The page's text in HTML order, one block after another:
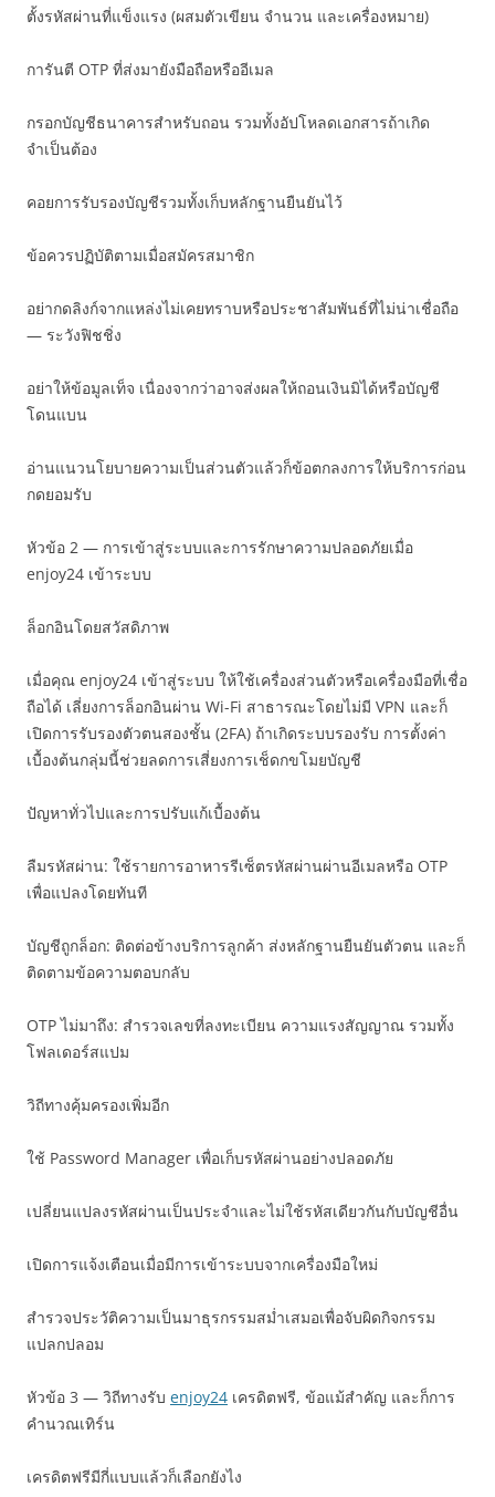
ตั้งรหัสผ่านที่แข็งแรง (ผสมตัวเขียน จำนวน และเครื่องหมาย)
การันตี OTP ที่ส่งมายังมือถือหรืออีเมล
กรอกบัญชีธนาคารสำหรับถอน รวมทั้งอัปโหลดเอกสารถ้าเกิด
จำเป็นต้อง
คอยการรับรองบัญชีรวมทั้งเก็บหลักฐานยืนยันไว้
ข้อควรปฏิบัติตามเมื่อสมัครสมาชิก
อย่ากดลิงก์จากแหล่งไม่เคยทราบหรือประชาสัมพันธ์ที่ไม่น่าเชื่อถือ
— ระวังฟิชชิ่ง
อย่าให้ข้อมูลเท็จ เนื่องจากว่าอาจส่งผลให้ถอนเงินมิได้หรือบัญชี
โดนแบน
อ่านแนวนโยบายความเป็นส่วนตัวแล้วก็ข้อตกลงการให้บริการก่อน
กดยอมรับ
หัวข้อ 2 — การเข้าสู่ระบบและการรักษาความปลอดภัยเมื่อ
enjoy24 เข้าระบบ
ล็อกอินโดยสวัสดิภาพ
เมื่อคุณ enjoy24 เข้าสู่ระบบ ให้ใช้เครื่องส่วนตัวหรือเครื่องมือที่เชื่อ
ถือได้ เลี่ยงการล็อกอินผ่าน Wi-Fi สาธารณะโดยไม่มี VPN และก็
เปิดการรับรองตัวตนสองชั้น (2FA) ถ้าเกิดระบบรองรับ การตั้งค่า
เบื้องต้นกลุ่มนี้ช่วยลดการเสี่ยงการเช็ดกขโมยบัญชี
ปัญหาทั่วไปและการปรับแก้เบื้องต้น
ลืมรหัสผ่าน: ใช้รายการอาหารรีเซ็ตรหัสผ่านผ่านอีเมลหรือ OTP
เพื่อแปลงโดยทันที
บัญชีถูกล็อก: ติดต่อข้างบริการลูกค้า ส่งหลักฐานยืนยันตัวตน และก็
ติดตามข้อความตอบกลับ
OTP ไม่มาถึง: สำรวจเลขที่ลงทะเบียน ความแรงสัญญาณ รวมทั้ง
โฟลเดอร์สแปม
วิถีทางคุ้มครองเพิ่มอีก
ใช้ Password Manager เพื่อเก็บรหัสผ่านอย่างปลอดภัย
เปลี่ยนแปลงรหัสผ่านเป็นประจำและไม่ใช้รหัสเดียวกันกับบัญชีอื่น
เปิดการแจ้งเตือนเมื่อมีการเข้าระบบจากเครื่องมือใหม่
สำรวจประวัติความเป็นมาธุรกรรมสม่ำเสมอเพื่อจับผิดกิจกรรม
แปลกปลอม
หัวข้อ 3 — วิถีทางรับ enjoy24 เครดิตฟรี, ข้อแม้สำคัญ และก็การ
คำนวณเทิร์น
เครดิตฟรีมีกี่แบบแล้วก็เลือกยังไง